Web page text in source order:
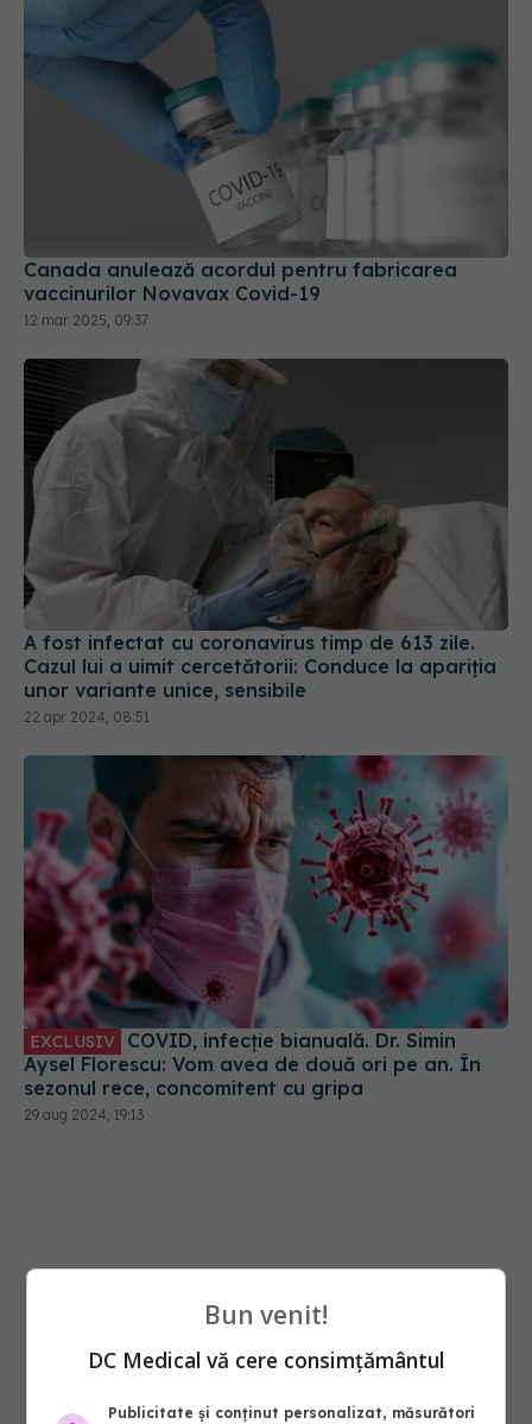
Canada anulează acordul pentru fabricarea
vaccinurilor Novavax Covid-19
12 mar 2025, 09:37
A fost infectat cu coronavirus timp de 613 zile.
Cazul lui a uimit cercetătorii: Conduce la apariția
unor variante unice, sensibile
22 apr 2024, 08:51
EXCLUSIV
Aysel Florescu: Vom avea de două ori pe an. În
sezonul rece, concomitent cu gripa
29 aug 2024, 19:13
Bun venit!
DC Medical vă cere consimțământul
Publicitate și conținut personalizat, măsurători